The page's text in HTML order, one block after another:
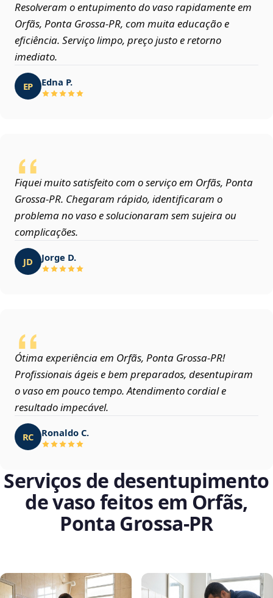
Resolveram o entupimento do vaso rapidamente em
Orfãs, Ponta Grossa‑PR, com muita educação e
eficiência. Serviço limpo, preço justo e retorno
imediato.
EP Edna P.
Fiquei muito satisfeito com o serviço em Orfãs, Ponta
Grossa‑PR. Chegaram rápido, identificaram o
problema no vaso e solucionaram sem sujeira ou
complicações.
JD Jorge D.
Ótima experiência em Orfãs, Ponta Grossa‑PR!
Profissionais ágeis e bem preparados, desentupiram
o vaso em pouco tempo. Atendimento cordial e
resultado impecável.
RC Ronaldo C.
Serviços de desentupimento
de vaso feitos em Orfãs,
Ponta Grossa‑PR